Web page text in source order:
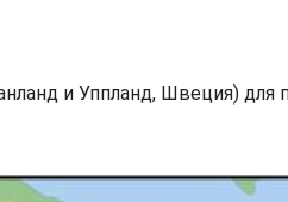
и Уппланд, Швеция) для